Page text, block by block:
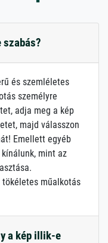
szabás?
és szemléletes
személyre
adja meg a kép
majd válasszon
Emellett egyéb
mint az
műalkotás
a kép illik-e